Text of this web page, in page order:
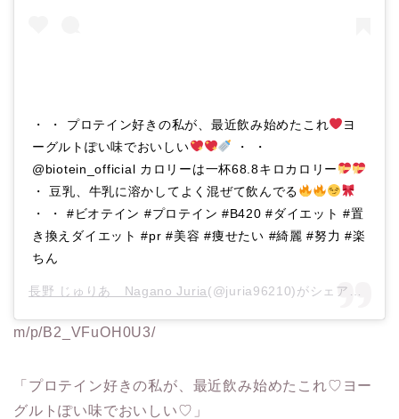
・ ・ プロテイン好きの私が、最近飲み始めたこれ
ヨ
ーグルトぽい味でおいしい
・ ・
@biotein_official カロリーは一杯68.8キロカロリー
・ 豆乳、牛乳に溶かしてよく混ぜて飲んでる
・ ・ #ビオテイン #プロテイン #B420 #ダイエット #置
き換えダイエット #pr #美容 #痩せたい #綺麗 #努力 #楽
ちん
長野 じゅりあ Nagano Juria(@juria96210)がシェアした投稿 –
m/p/B2_VFuOH0U3/
「プロテイン好きの私が、最近飲み始めたこれ♡ヨー
グルトぽい味でおいしい♡」